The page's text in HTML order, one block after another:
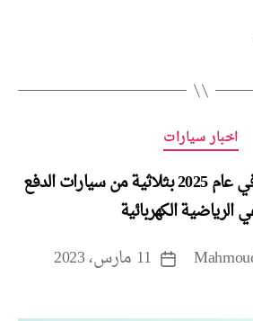
التصنيفات
اخبار سيارات
حصريًا جاكوار تعود في عام 2025 بثلاثية من سيارات الدفع
الرياضية الكهربائية
تاريخ
11 مارس، 2023